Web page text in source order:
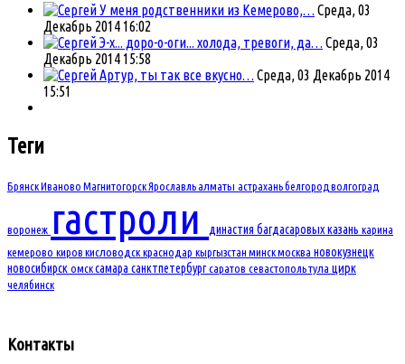
У меня родственники из Кемерово,… Среда, 03
Декабрь 2014 16:02
Э-х... доро-о-оги... холода, тревоги, да… Среда, 03
Декабрь 2014 15:58
Артур, ты так все вкусно… Среда, 03 Декабрь 2014
15:51
Теги
БрянскИваново МагнитогорскЯрославльалматы астраханьбелгород волгоград
воронеж гастроли династия багдасаровыхказань карина
кемерово киров кисловодск краснодар кыргызстан минскмосква новокузнецк
новосибирск омсксамара санктпетербургсаратов севастопольтула цирк
челябинск
Контакты